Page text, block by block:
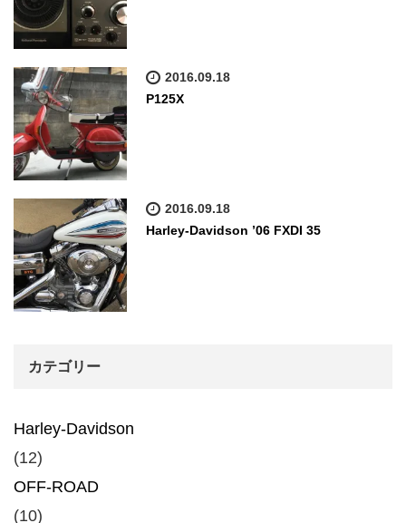
2016.09.18
P125X
2016.09.18
Harley-Davidson ’06 FXDI 35
カテゴリー
Harley-Davidson
(12)
OFF-ROAD
(10)